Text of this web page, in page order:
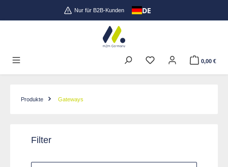
Zum Hauptinhalt springenNur für B2B-Kunden DE
0,00 €
Produkte Gateways
Filter